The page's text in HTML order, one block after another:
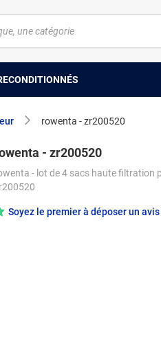
rowenta - zr200520
- zr200520
- lot de 4 sacs haute filtration
Soyez le premier à déposer un avis